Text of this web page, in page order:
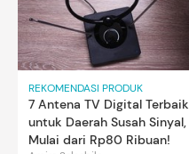
REKOMENDASI PRODUK
7 Antena TV Digital Terbaik
untuk Daerah Susah Sinyal,
Mulai dari Rp80 Ribuan!